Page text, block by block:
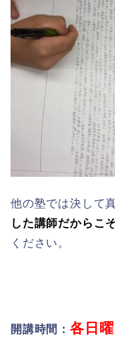
他の塾では決して
した講師だからこ
ください。
開講時間： 各日